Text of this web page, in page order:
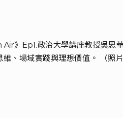
Air》Ep1.政治大學講座教授吳思
維、場域實踐與理想價值。 （照